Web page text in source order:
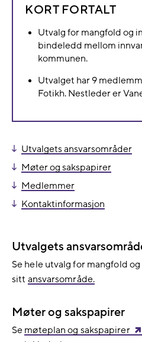
KORT FORTALT
Utvalg for mangfold og
bindeledd mellom
kommunen.
Utvalget har 9
Fotikh. Nestleder er
Utvalgets ansvarsområder
Møter og sakspapirer
Medlemmer
Kontaktinformasjon
Utvalgets
Se hele utvalg for mangfold
sitt ansvarsområde.
Møter og sakspapirer
Se møteplan og sakspapirer